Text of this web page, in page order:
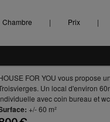
Chambre | Prix |
FOR YOU vous propose
Un local d'environ
avec coin bureau et
+/- 60 m²